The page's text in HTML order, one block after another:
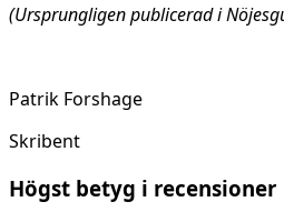
(Ursprungligen publicerad i
Patrik Forshage
Skribent
Högst betyg i recensioner